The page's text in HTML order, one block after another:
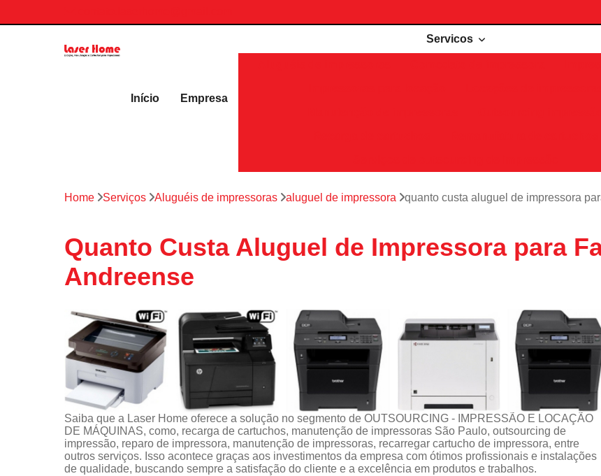
Início Empresa
Servicos
Home Serviços Aluguéis de impressoras aluguel de impressora quanto custa aluguel de impressora
Quanto Custa Aluguel de Impressora para
Andreense
Saiba que a Laser Home oferece a solução no segmento de OUTSOURCING - IMPRESSÃO E LOCAÇÃO
DE MÁQUINAS, como, recarga de cartuchos, manutenção de impressoras São Paulo, outsourcing de
impressão, reparo de impressora, manutenção de impressoras, recarregar cartucho de impressora, entre
outros serviços. Isso acontece graças aos investimentos da empresa com ótimos profissionais e instalações
de qualidade, buscando sempre a satisfação do cliente e a excelência em produtos e trabalhos.